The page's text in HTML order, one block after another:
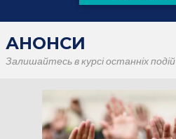
АНОНСИ
Залишайтесь в курсі останніх подій